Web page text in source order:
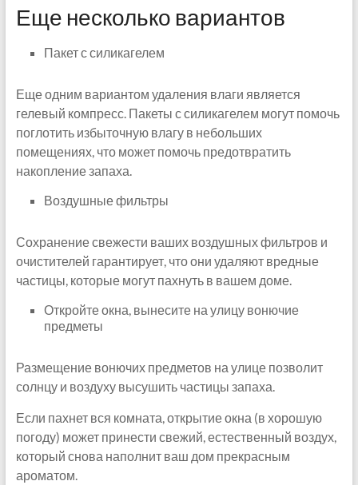
Еще несколько вариантов
Пакет с силикагелем
Еще одним вариантом удаления влаги является
гелевый компресс. Пакеты с силикагелем могут помочь
поглотить избыточную влагу в небольших
помещениях, что может помочь предотвратить
накопление запаха.
Воздушные фильтры
Сохранение свежести ваших воздушных фильтров и
очистителей гарантирует, что они удаляют вредные
частицы, которые могут пахнуть в вашем доме.
Откройте окна, вынесите на улицу вонючие
предметы
Размещение вонючих предметов на улице позволит
солнцу и воздуху высушить частицы запаха.
Если пахнет вся комната, открытие окна (в хорошую
погоду) может принести свежий, естественный воздух,
который снова наполнит ваш дом прекрасным
ароматом.